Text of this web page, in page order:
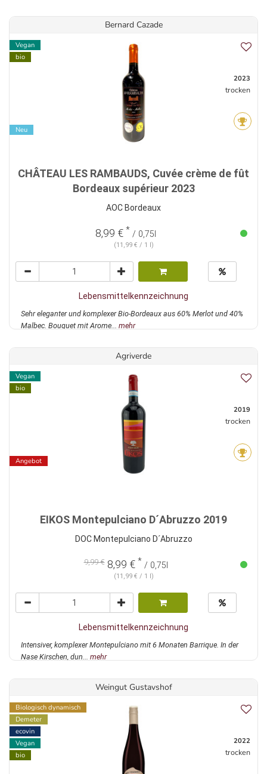
Bernard Cazade
Vegan
bio
Neu
2023
trocken
CHÂTEAU LES RAMBAUDS, Cuvée crème de fût
Bordeaux supérieur 2023
AOC Bordeaux
8,99 € * / 0,75l
(11,99 € / 1 l)
Lebensmittelkennzeichnung
Sehr eleganter und komplexer Bio-Bordeaux aus 60% Merlot und 40%
Malbec. Bouquet mit Arome... mehr
Agriverde
Vegan
bio
Angebot
2019
trocken
EIKOS Montepulciano D´Abruzzo 2019
DOC Montepulciano D´Abruzzo
9,99 €8,99 € * / 0,75l
(11,99 € / 1 l)
Lebensmittelkennzeichnung
Intensiver, komplexer Montepulciano mit 6 Monaten Barrique. In der
Nase Kirschen, dun... mehr
Weingut Gustavshof
Biologisch dynamisch
Demeter
ecovin
Vegan
bio
2022
trocken